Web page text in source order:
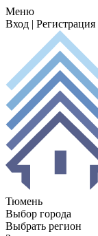
Меню
Вход | Регистрация
Тюмень
Выбор города
Выбрать регион